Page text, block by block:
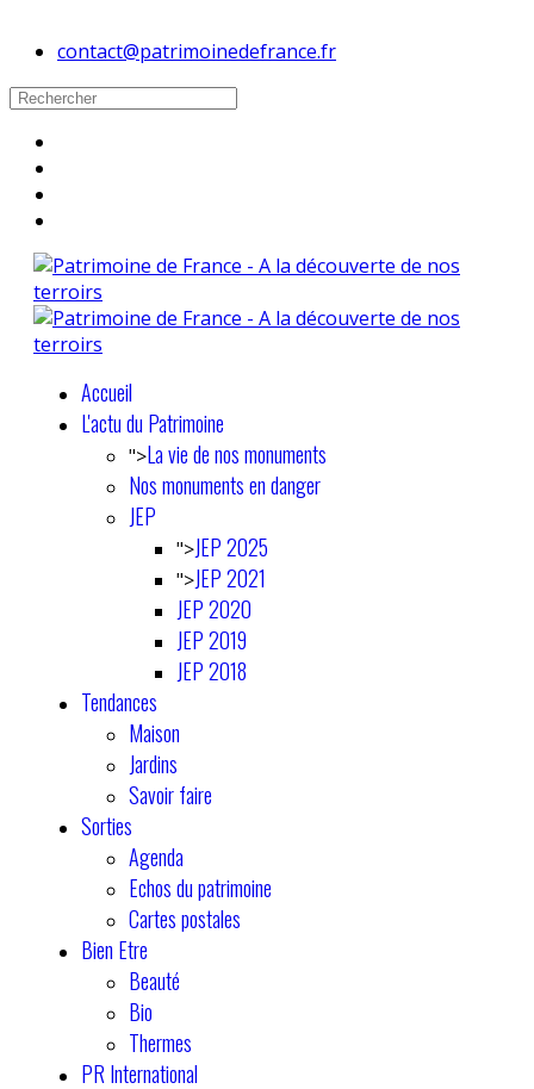
contact@patrimoinedefrance.fr
Accueil
L'actu du Patrimoine
">La vie de nos monuments
Nos monuments en danger
JEP
">JEP 2025
">JEP 2021
JEP 2020
JEP 2019
JEP 2018
Tendances
Maison
Jardins
Savoir faire
Sorties
Agenda
Echos du patrimoine
Cartes postales
Bien Etre
Beauté
Bio
Thermes
PR International